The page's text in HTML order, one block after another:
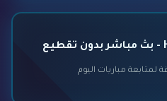
مباريات اليوم